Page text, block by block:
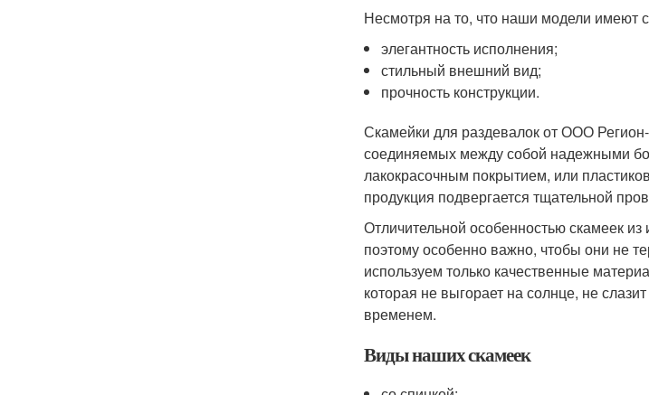
Несмотря на то, что наши модели имеют
элегантность исполнения;
стильный внешний вид;
прочность конструкции.
Скамейки для раздевалок от ООО
соединяемых между собой надежными
лакокрасочным покрытием, или
продукция подвергается тщательной
Отличительной особенностью скамеек из
поэтому особенно важно, чтобы они не
используем только качественные
которая не выгорает на солнце, не
временем.
Виды наших скамеек